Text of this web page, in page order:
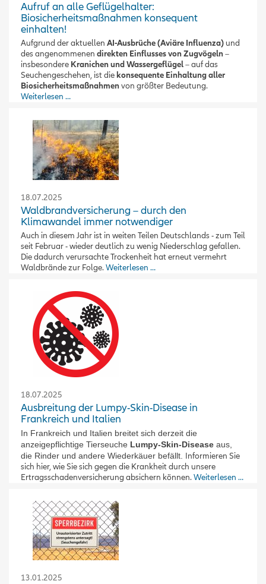
Aufruf an alle Geflügelhalter:
Biosicherheitsmaßnahmen konsequent
einhalten!
Aufgrund der aktuellen AI-Ausbrüche (Aviäre Influenza)und
des angenommenen direkten Einflusses von Zugvögeln–
insbesondere Kranichen und Wassergeflügel– auf das
Seuchengeschehen, ist die konsequente Einhaltung aller
Biosicherheitsmaßnahmenvon größter Bedeutung.
Weiterlesen …
18.07.2025
Waldbrandversicherung – durch den
Klimawandel immer notwendiger
Auch in diesem Jahr ist in weiten Teilen Deutschlands - zum Teil
seit Februar - wieder deutlich zu wenig Niederschlag gefallen.
Die dadurch verursachte Trockenheit hat erneut vermehrt
Waldbrände zur Folge.Weiterlesen …
18.07.2025
Ausbreitung der Lumpy-Skin-Disease in
Frankreich und Italien
In Frankreich und Italien breitet sich derzeit die
anzeigepflichtige Tierseuche Lumpy-Skin-Disease aus,
die Rinder und andere Wiederkäuer befällt. Informieren Sie
sich hier, wie Sie sich gegen die Krankheit durch unsere
Ertragsschadenversicherung absichern können.Weiterlesen …
13.01.2025